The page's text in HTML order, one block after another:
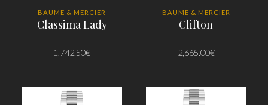
BAUME & MERCIER
Classima Lady
1,742.50€
BAUME & MERCIER
Clifton
2,665.00€